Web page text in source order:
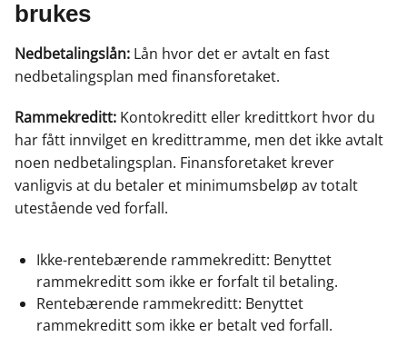
brukes
Nedbetalingslån: Lån hvor det er avtalt en fast
nedbetalingsplan med finansforetaket.
Rammekreditt: Kontokreditt eller kredittkort hvor du
har fått innvilget en kredittramme, men det ikke avtalt
noen nedbetalingsplan. Finansforetaket krever
vanligvis at du betaler et minimumsbeløp av totalt
utestående ved forfall.
Ikke-rentebærende rammekreditt: Benyttet
rammekreditt som ikke er forfalt til betaling.
Rentebærende rammekreditt: Benyttet
rammekreditt som ikke er betalt ved forfall.